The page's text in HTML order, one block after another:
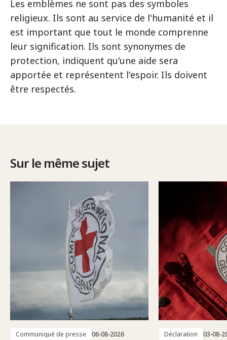
Les emblèmes ne sont pas des symboles
religieux. Ils sont au service de l'humanité et il
est important que tout le monde comprenne
leur signification. Ils sont synonymes de
protection, indiquent qu'une aide sera
apportée et représentent l'espoir. Ils doivent
être respectés.
Sur le même sujet
Communiqué de presse 06-08-2026 Déclaration 03-08-